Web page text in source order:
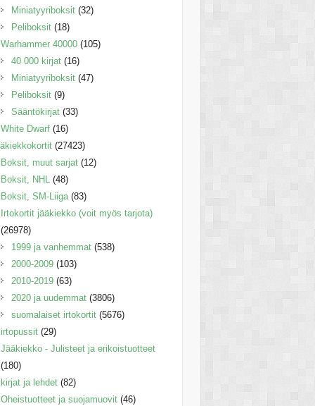
Miniatyyriboksit (32)
Peliboksit (18)
Warhammer 40000 (105)
40 000 kirjat (16)
Miniatyyriboksit (47)
Peliboksit (9)
Sääntökirjat (33)
White Dwarf (16)
(27423)
Boksit, muut sarjat (12)
Boksit, NHL (48)
Boksit, SM-Liiga (83)
Irtokortit jääkiekko (voit myös tarjota)
(26978)
1999 ja vanhemmat (538)
2000-2009 (103)
2010-2019 (63)
2020 ja uudemmat (3806)
suomalaiset irtokortit (5676)
irtopussit (29)
Jääkiekko - Julisteet ja erikoistuotteet
(180)
kirjat ja lehdet (82)
Oheistuotteet ja suojamuovit (46)